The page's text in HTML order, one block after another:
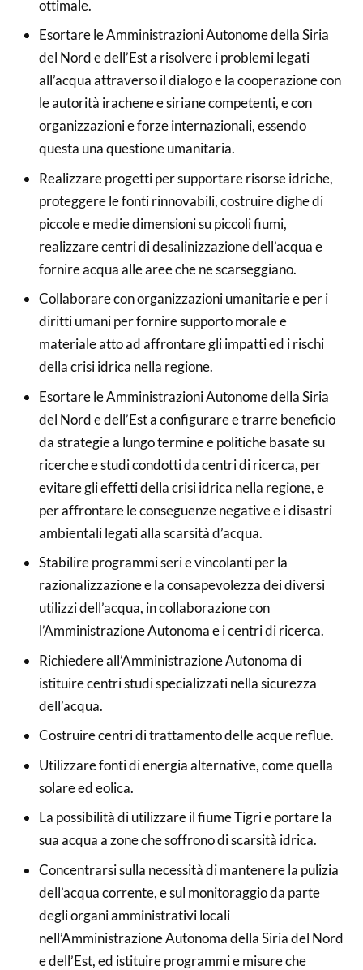
ottimale.
Esortare le Amministrazioni Autonome della Siria
del Nord e dell’Est a risolvere i problemi legati
all’acqua attraverso il dialogo e la cooperazione con
le autorità irachene e siriane competenti, e con
organizzazioni e forze internazionali, essendo
questa una questione umanitaria.
Realizzare progetti per supportare risorse idriche,
proteggere le fonti rinnovabili, costruire dighe di
piccole e medie dimensioni su piccoli fiumi,
realizzare centri di desalinizzazione dell’acqua e
fornire acqua alle aree che ne scarseggiano.
Collaborare con organizzazioni umanitarie e per i
diritti umani per fornire supporto morale e
materiale atto ad affrontare gli impatti ed i rischi
della crisi idrica nella regione.
Esortare le Amministrazioni Autonome della Siria
del Nord e dell’Est a configurare e trarre beneficio
da strategie a lungo termine e politiche basate su
ricerche e studi condotti da centri di ricerca, per
evitare gli effetti della crisi idrica nella regione, e
per affrontare le conseguenze negative e i disastri
ambientali legati alla scarsità d’acqua.
Stabilire programmi seri e vincolanti per la
razionalizzazione e la consapevolezza dei diversi
utilizzi dell’acqua, in collaborazione con
l’Amministrazione Autonoma e i centri di ricerca.
Richiedere all’Amministrazione Autonoma di
istituire centri studi specializzati nella sicurezza
dell’acqua.
Costruire centri di trattamento delle acque reflue.
Utilizzare fonti di energia alternative, come quella
solare ed eolica.
La possibilità di utilizzare il fiume Tigri e portare la
sua acqua a zone che soffrono di scarsità idrica.
Concentrarsi sulla necessità di mantenere la pulizia
dell’acqua corrente, e sul monitoraggio da parte
degli organi amministrativi locali
nell’Amministrazione Autonoma della Siria del Nord
e dell’Est, ed istituire programmi e misure che